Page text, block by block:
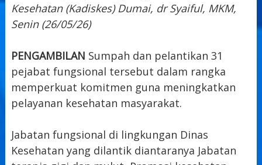
Kesehatan (Kadiskes) Dumai, dr Syaiful, MKM,
Senin (26/05/26)
PENGAMBILAN Sumpah dan pelantikan 31
pejabat fungsional tersebut dalam rangka
memperkuat komitmen guna meningkatkan
pelayanan kesehatan masyarakat.
Jabatan fungsional di lingkungan Dinas
Kesehatan yang dilantik diantaranya Jabatan